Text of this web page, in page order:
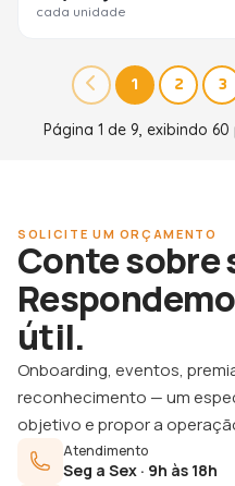
cada unidade
1 2 3
Página 1 de 9, exibindo
SOLICITE UM ORÇAMENTO
Conte sobre
útil.
Onboarding, eventos,
reconhecimento — um
objetivo e propor a
Atendimento
Seg a Sex · 9h às 18h